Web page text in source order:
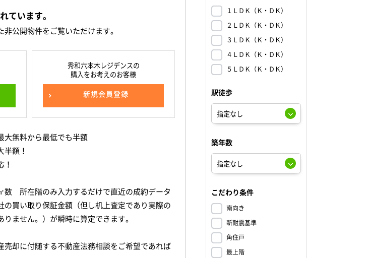
ています。
公開物件をご覧いただけます。
秀和六本木レジデンスの
購入をお考えのお客様
新規会員登録
大無料から最低でも半額
額！
数 所在階のみ入力するだけで直近の成約データ
買い取り保証金額（但し机上査定であり実際の
ません。）が瞬時に算定できます。
売却に付随する不動産法務相談をご希望であれば
１ＬＤＫ（Ｋ・ＤＫ）
２ＬＤＫ（Ｋ・ＤＫ）
３ＬＤＫ（Ｋ・ＤＫ）
４ＬＤＫ（Ｋ・ＤＫ）
５ＬＤＫ（Ｋ・ＤＫ）
駅徒歩
築年数
こだわり条件
南向き
新耐震基準
角住戸
最上階